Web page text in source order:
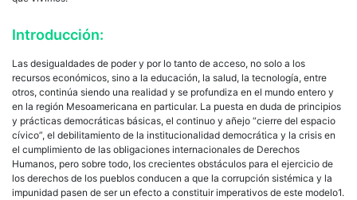
Introducción:
Las desigualdades de poder y por lo tanto de acceso, no solo a los
recursos económicos, sino a la educación, la salud, la tecnología, entre
otros, continúa siendo una realidad y se profundiza en el mundo entero y
en la región Mesoamericana en particular. La puesta en duda de principios
y prácticas democráticas básicas, el continuo y añejo “cierre del espacio
cívico”, el debilitamiento de la institucionalidad democrática y la crisis en
el cumplimiento de las obligaciones internacionales de Derechos
Humanos, pero sobre todo, los crecientes obstáculos para el ejercicio de
los derechos de los pueblos conducen a que la corrupción sistémica y la
impunidad pasen de ser un efecto a constituir imperativos de este modelo1.